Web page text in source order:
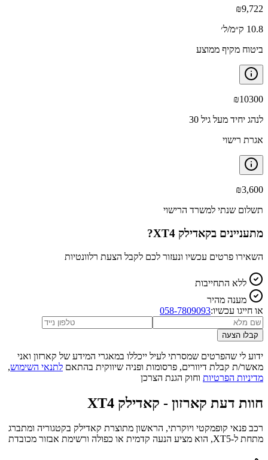
₪9,722
10.8 ק״מ/ל׳
ביטוח מקיף ממוצע
₪10300
לנהג יחיד מעל גיל 30
אגרת רישוי
₪3,600
תשלום שנתי למשרד הרישוי
מתעניינים בקאדילק XT4 ?
השאירו פרטים עכשיו ונעזור לכם לקבל הצעת רלוונטיות
ללא התחייבות
מענה מהיר
או חייגו עכשיו:058-7809093
קבלו הצעה
ידוע לי שהפרטים שמסרתי לעיל ייכללו במאגרי המידע של קארזון ואני
מאשר/ת קבלת דיוורים, פרסומות ופניה שיווקית בהתאם לתנאי השימוש,
מדיניות הפרטיות וחוק הגנת הצרכן
חוות דעת קארזון - קאדילק XT4
רכב פנאי קופמקטי ויוקרתי, הראשון מתוצרת קאדילק בקטגוריה ומתברג
מתחת ל-XT5, הוא מציע הנעה קדמית או כפולה ורשימת אבזור מכובדת